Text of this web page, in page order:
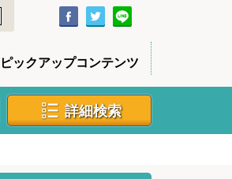
ピックアップコンテンツ
詳細検索